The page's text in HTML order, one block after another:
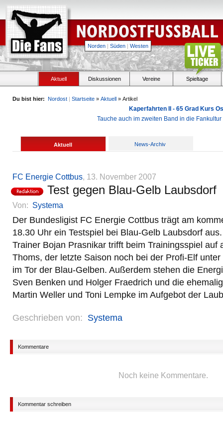
Norden | Süden | Westen
Aktuell Diskussionen Vereine Spieltage
Du bist hier: Nordost | Startseite » Aktuell » Artikel
Kaperfahrten II - 65 Grad Kurs
Tauche auch im zweiten Band in die
Aktuell News-Archiv
FC Energie Cottbus, 13. November 2007
Test gegen Blau-Gelb Laubsdorf
Von: Systema
Der Bundesligist FC Energie Cottbus trägt am
18.30 Uhr ein Testspiel bei Blau-Gelb Laubsdorf
Trainer Bojan Prasnikar trifft beim Trainingsspiel auf
Thoms, der letzte Saison noch bei der Profi-Elf
im Tor der Blau-Gelben. Außerdem stehen die
Sven Benken und Holger Fraedrich und die
Martin Weller und Toni Lempke im Aufgebot der
Geschrieben von: Systema
Kommentare
Noch keine Kommentare.
Kommentar schreiben